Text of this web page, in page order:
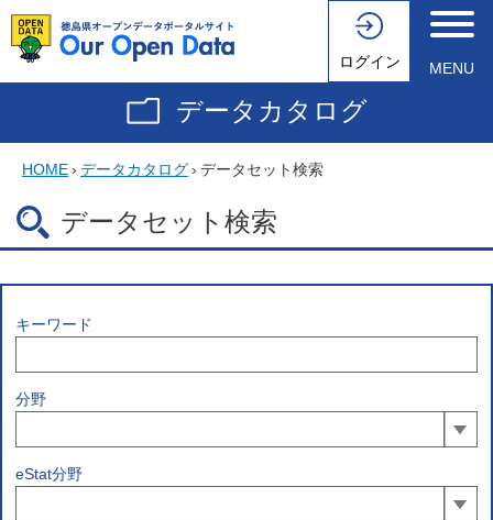
ログイン MENU
データカタログ
HOME› データカタログ› データセット検索
データセット検索
キーワード
分野
eStat分野